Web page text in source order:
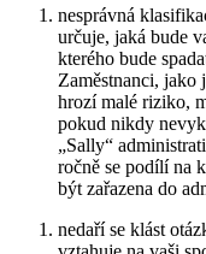
nesprávná
určuje, jaká bude
kterého bude
Zaměstnanci,
hrozí malé riziko,
pokud nikdy
„Sally“
ročně se podílí na
být zařazena do
nedaří se klást